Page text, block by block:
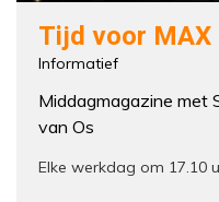
Tijd voor MAX
Informatief
Middagmagazine met
van Os
Elke werkdag om 17.10